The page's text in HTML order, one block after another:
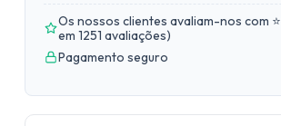
Os nossos clientes avaliam-nos com ⭐
em 1251 avaliações)
Pagamento seguro